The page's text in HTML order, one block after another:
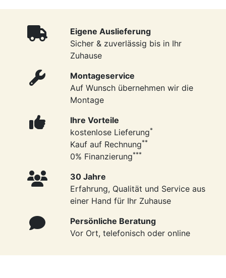
Eigene Auslieferung
Sicher & zuverlässig bis in Ihr
Zuhause
Montageservice
Auf Wunsch übernehmen wir die
Montage
Ihre Vorteile
kostenlose Lieferung*
Kauf auf Rechnung**
0% Finanzierung***
30 Jahre
Erfahrung, Qualität und Service aus
einer Hand für Ihr Zuhause
Persönliche Beratung
Vor Ort, telefonisch oder online